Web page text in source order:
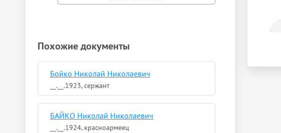
Похожие документы
Бойко Николай Николаевич
__.__.1923, сержант
БАЙКО Николай Николаевич
__.__.1924, красноармеец